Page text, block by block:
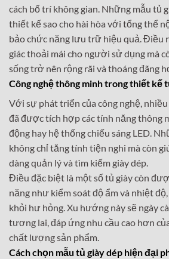
cách bố trí không gian. Những mẫu tủ
thiết kế sao cho hài hòa với tổng thể
bảo chức năng lưu trữ hiệu quả. Điều
giác thoải mái cho người sử dụng mà
sống trở nên rộng rãi và thoáng đãng
Công nghệ thông minh trong thiết kế
Với sự phát triển của công nghệ,
đã được tích hợp các tính năng thông
động hay hệ thống chiếu sáng LED.
không chỉ tăng tính tiện nghi mà còn
dàng quản lý và tìm kiếm giày dép.
Điều đặc biệt là một số tủ giày còn
năng như kiểm soát độ ẩm và nhiệt
khỏi hư hỏng. Xu hướng này sẽ ngày
tương lai, đáp ứng nhu cầu cao hơn
chất lượng sản phẩm.
Cách chọn mẫu tủ giày dép hiện đại